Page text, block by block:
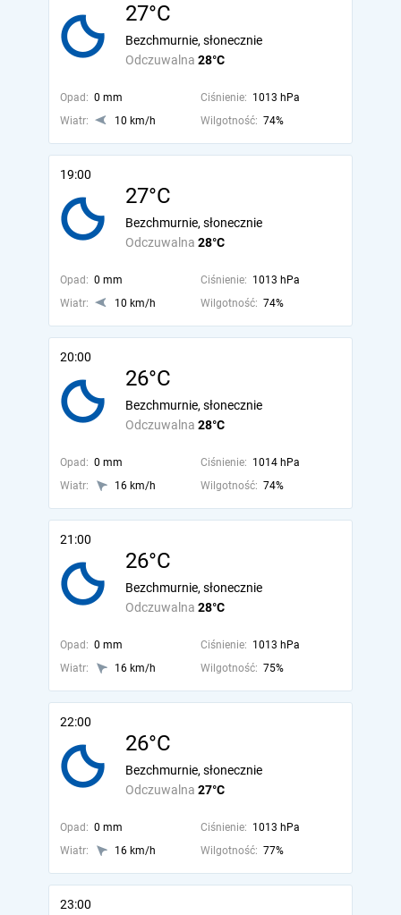
27°C
Odczuwalna 28°C
Bezchmurnie, słonecznie
Opad: 0 mm Ciśnienie: 1013 hPa
Wiatr:
10 km/h Wilgotność: 74%
19:00
27°C
Odczuwalna 28°C
Bezchmurnie, słonecznie
Opad: 0 mm Ciśnienie: 1013 hPa
Wiatr:
10 km/h Wilgotność: 74%
20:00
26°C
Odczuwalna 28°C
Bezchmurnie, słonecznie
Opad: 0 mm Ciśnienie: 1014 hPa
Wiatr:
16 km/h Wilgotność: 74%
21:00
26°C
Odczuwalna 28°C
Bezchmurnie, słonecznie
Opad: 0 mm Ciśnienie: 1013 hPa
Wiatr:
16 km/h Wilgotność: 75%
22:00
26°C
Odczuwalna 27°C
Bezchmurnie, słonecznie
Opad: 0 mm Ciśnienie: 1013 hPa
Wiatr:
16 km/h Wilgotność: 77%
23:00